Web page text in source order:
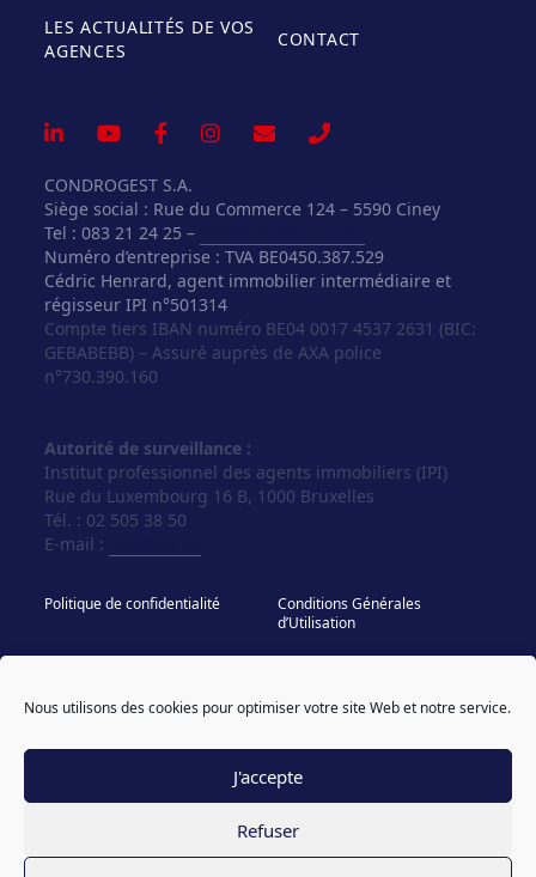
Nous utilisons des cookies pour optimiser votre site Web et notre service.
J'accepte
Refuser
LES ACTUALITÉS DE VOS
AGENCES
CONTACT
CONDROGEST S.A.
Siège social : Rue du Commerce 124 – 5590 Ciney
Tel : 083 21 24 25 –
Numéro d’entreprise : TVA BE0450.387.529
Cédric Henrard, agent immobilier intermédiaire et
régisseur IPI n°501314
Compte tiers IBAN numéro BE04 0017 4537 2631 (BIC:
GEBABEBB) – Assuré auprès de AXA police
n°730.390.160
Autorité de surveillance :
Institut professionnel des agents immobiliers (IPI)
Rue du Luxembourg 16 B, 1000 Bruxelles
Tél. : 02 505 38 50
E-mail :
Politique de confidentialité
Conditions Générales
d’Utilisation
© Vos Agences 2026
designed & coded by
powered by sweepbright